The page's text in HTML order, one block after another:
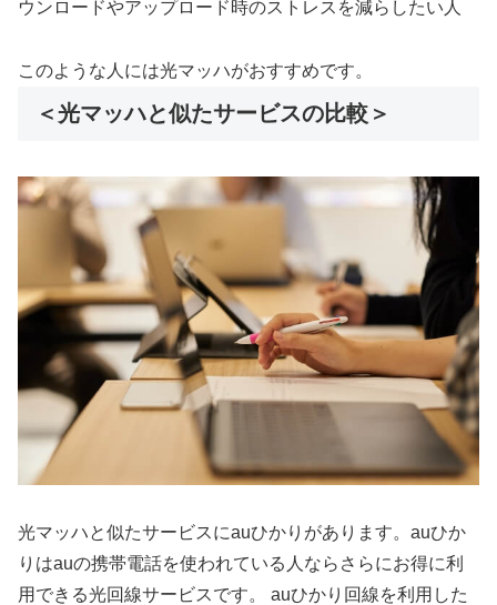
ウンロードやアップロード時のストレスを減らしたい人
このような人には光マッハがおすすめです。
＜光マッハと似たサービスの比較＞
光マッハと似たサービスにauひかりがあります。auひか
りはauの携帯電話を使われている人ならさらにお得に利
用できる光回線サービスです。 auひかり回線を利用した